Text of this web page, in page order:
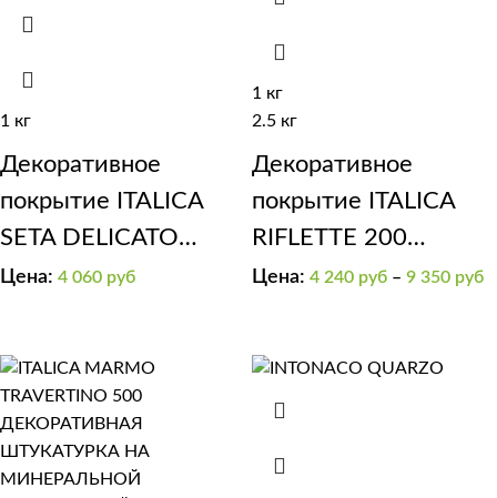
1 кг
Декоративное
покрытие ITALICA
SETA DELICATO
(эффект “мягкий
Цена: 4 060 руб
1 кг
2.5 кг
Декоративное
покрытие ITALICA
RIFLETTE 200
мерцающий бисер
Цена: 4 240 руб – 9 350 руб